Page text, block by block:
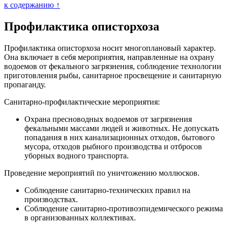
к содержанию ↑
Профилактика описторхоза
Профилактика описторхоза носит многоплановый характер.
Она включает в себя мероприятия, направленные на охрану
водоемов от фекального загрязнения, соблюдение технологии
приготовления рыбы, санитарное просвещение и санитарную
пропаганду.
Санитарно-профилактические мероприятия:
Охрана пресноводных водоемов от загрязнения
фекальными массами людей и животных. Не допускать
попадания в них канализационных отходов, бытового
мусора, отходов рыбного производства и отбросов
уборных водного транспорта.
Проведение мероприятий по уничтожению моллюсков.
Соблюдение санитарно-технических правил на
производствах.
Соблюдение санитарно-противоэпидемического режима
в организованных коллективах.